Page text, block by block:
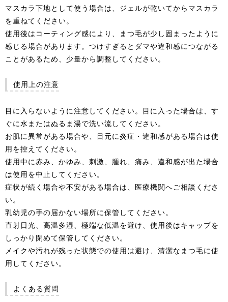
マスカラ下地として使う場合は、ジェルが乾いてからマスカラ
を重ねてください。
使用後はコーティング感により、まつ毛が少し固まったように
感じる場合があります。つけすぎるとダマや違和感につながる
ことがあるため、少量から調整してください。
使用上の注意
目に入らないように注意してください。目に入った場合は、す
ぐに水またはぬるま湯で洗い流してください。
お肌に異常がある場合や、目元に炎症・違和感がある場合は使
用を控えてください。
使用中に赤み、かゆみ、刺激、腫れ、痛み、違和感が出た場合
は使用を中止してください。
症状が続く場合や不安がある場合は、医療機関へご相談くださ
い。
乳幼児の手の届かない場所に保管してください。
直射日光、高温多湿、極端な低温を避け、使用後はキャップを
しっかり閉めて保管してください。
メイクや汚れが残った状態での使用は避け、清潔なまつ毛に使
用してください。
よくある質問